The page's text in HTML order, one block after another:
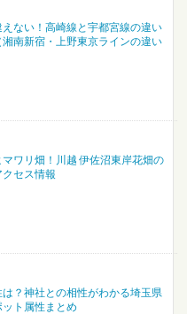
えない！高崎線と宇都宮線の違い
南新宿・上野東京ラインの違い
ワリ畑！川越 伊佐沼東岸花畑の
セス情報
？神社との相性がわかる埼玉県
ト属性まとめ